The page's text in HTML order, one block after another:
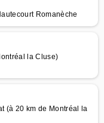
Romanèche
la Cluse)
(à 20 km de Montréal la